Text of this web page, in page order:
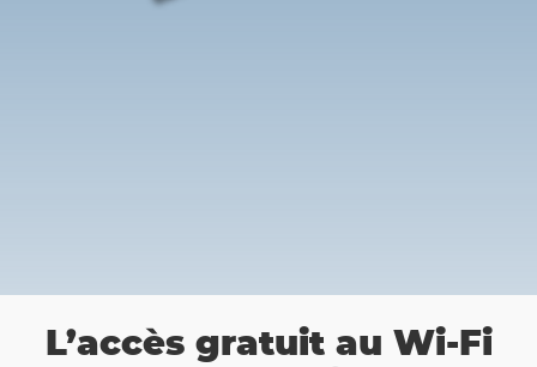
L’accès gratuit au Wi-Fi